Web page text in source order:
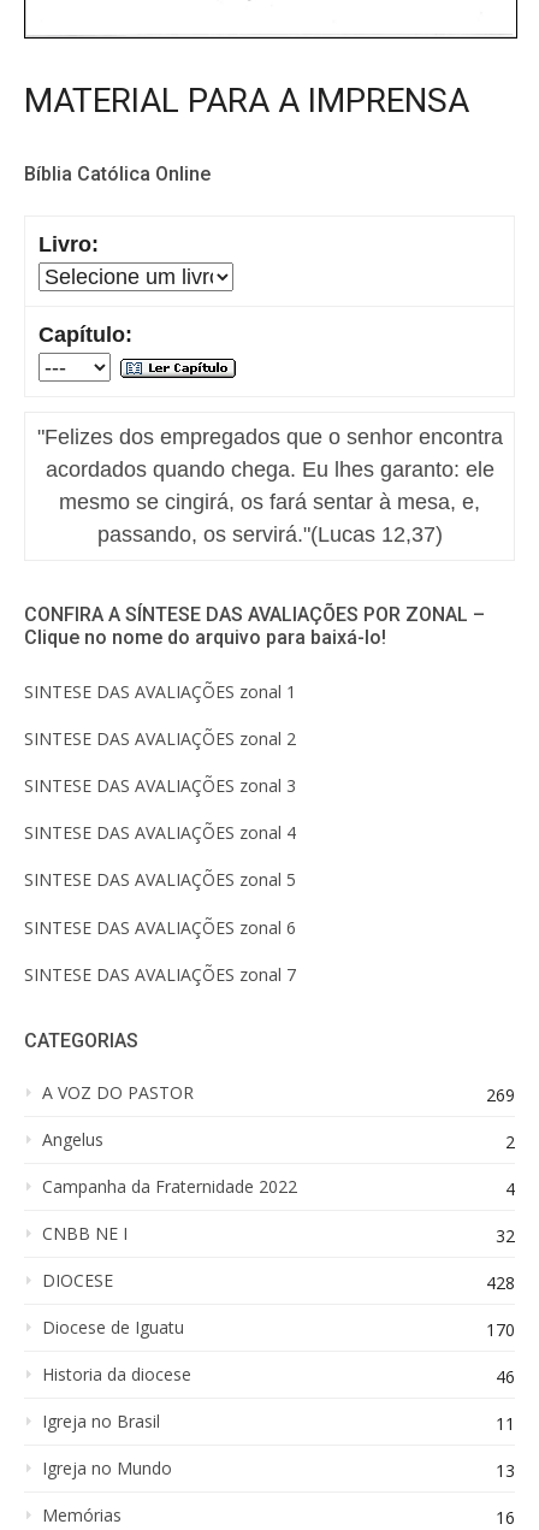
MATERIAL PARA A IMPRENSA
Bíblia Católica Online
Livro:
Capítulo:
"Felizes dos empregados que o senhor encontra
acordados quando chega. Eu lhes garanto: ele
mesmo se cingirá, os fará sentar à mesa, e,
passando, os servirá."(Lucas 12,37)
CONFIRA A SÍNTESE DAS AVALIAÇÕES POR ZONAL –
Clique no nome do arquivo para baixá-lo!
SINTESE DAS AVALIAÇÕES zonal 1
SINTESE DAS AVALIAÇÕES zonal 2
SINTESE DAS AVALIAÇÕES zonal 3
SINTESE DAS AVALIAÇÕES zonal 4
SINTESE DAS AVALIAÇÕES zonal 5
SINTESE DAS AVALIAÇÕES zonal 6
SINTESE DAS AVALIAÇÕES zonal 7
CATEGORIAS
A VOZ DO PASTOR
269
Angelus
2
Campanha da Fraternidade 2022
4
CNBB NE I
32
DIOCESE
428
Diocese de Iguatu
170
Historia da diocese
46
Igreja no Brasil
11
Igreja no Mundo
13
Memórias
16